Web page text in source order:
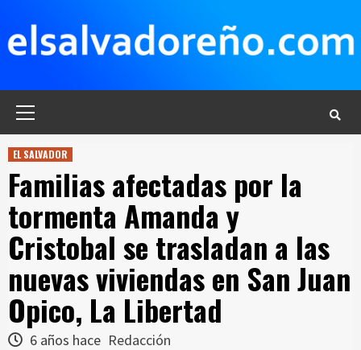
contenido
EL SALVADOR
Familias afectadas por la
tormenta Amanda y
Cristobal se trasladan a las
nuevas viviendas en San Juan
Opico, La Libertad
6 años hace Redacción